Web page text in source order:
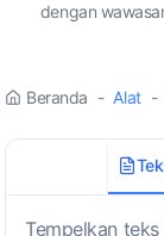
dengan
Beranda - Alat -